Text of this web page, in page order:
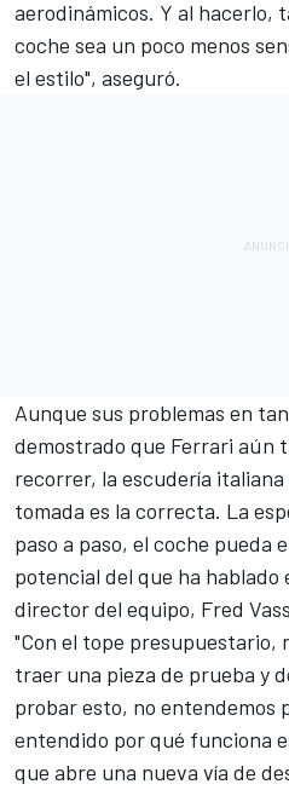
aerodinámicos. Y al hacerlo,
coche sea un poco menos
el estilo", aseguró.
Aunque sus problemas en
demostrado que Ferrari aún
recorrer, la escudería
tomada es la correcta. La
paso a paso, el coche pueda
potencial del que ha hablado
director del equipo, Fred
"Con el tope presupuestario,
traer una pieza de prueba y
probar esto, no entendemos
entendido por qué funciona
que abre una nueva vía de